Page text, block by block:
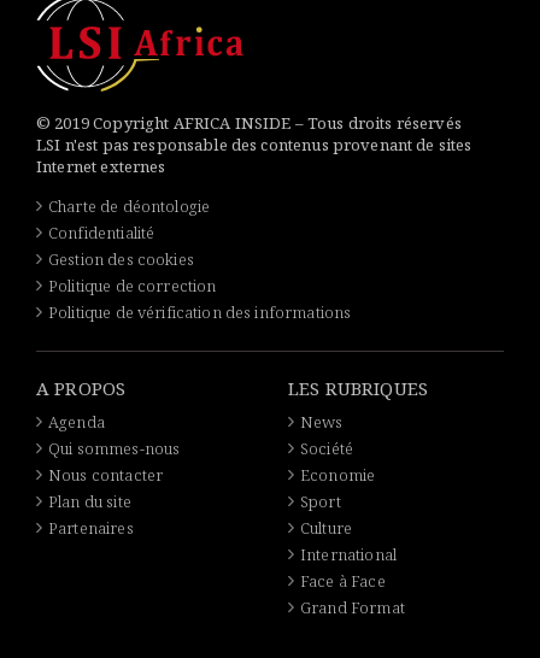
© 2019 Copyright AFRICA INSIDE – Tous droits réservés
LSI n'est pas responsable des contenus provenant de sites
Internet externes
Charte de déontologie
Confidentialité
Gestion des cookies
Politique de correction
Politique de vérification des informations
A PROPOS
Agenda
Qui sommes-nous
Nous contacter
Plan du site
Partenaires
LES RUBRIQUES
News
Société
Economie
Sport
Culture
International
Face à Face
Grand Format